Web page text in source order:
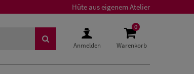
Hüte aus eigenem Atelier
Anmelden
0
Warenkorb